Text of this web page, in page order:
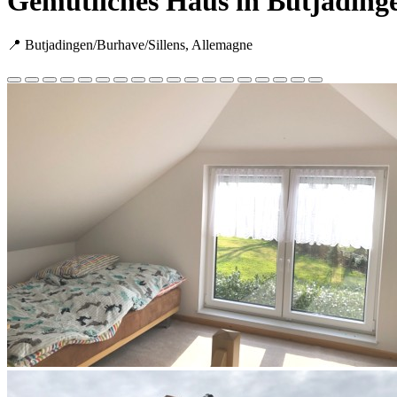
📍 Butjadingen/Burhave/Sillens, Allemagne